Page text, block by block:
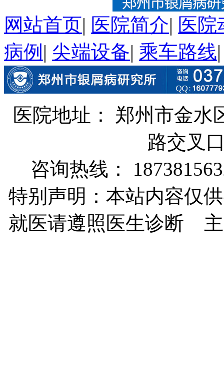
网站首页| 医院简介| 医院
病例 | 尖端设备| 乘车路线
医院地址： 郑州市金水
路交叉
咨询热线：
特别声明：本站内容仅
就医请遵照医生诊断